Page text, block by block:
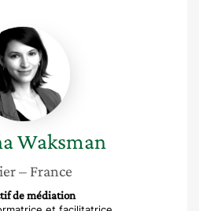
Natacha
Waksman
Waksman
– France
de médiation